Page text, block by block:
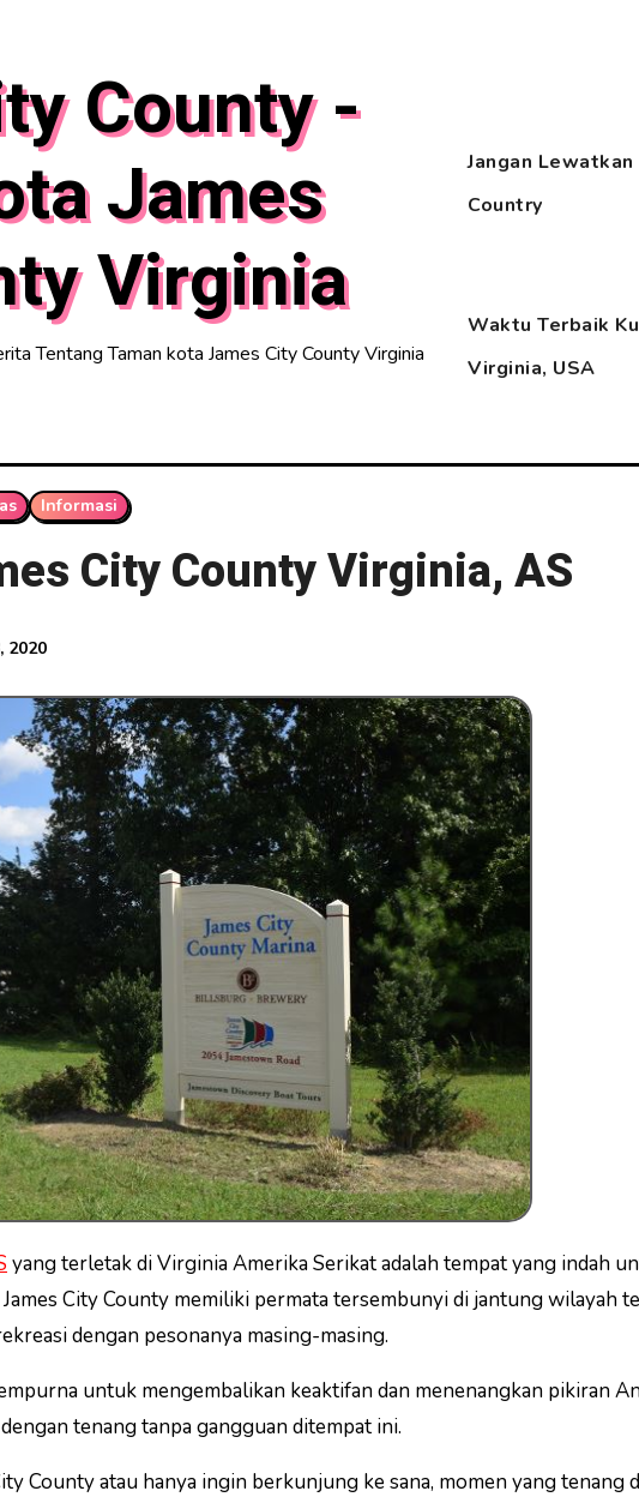
County -
James
Virginia
Tentang Taman kota James City County Virginia
Jangan
Country
Waktu Terbaik
Virginia, USA
Informasi
City County Virginia, AS
2020
yang terletak di Virginia Amerika Serikat adalah tempat yang indah
City County memiliki permata tersembunyi di jantung wilayah
dengan pesonanya masing-masing.
untuk mengembalikan keaktifan dan menenangkan pikiran
tenang tanpa gangguan ditempat ini.
County atau hanya ingin berkunjung ke sana, momen yang tenang